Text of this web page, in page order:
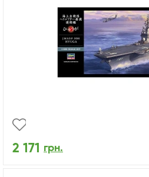
2 171 грн.